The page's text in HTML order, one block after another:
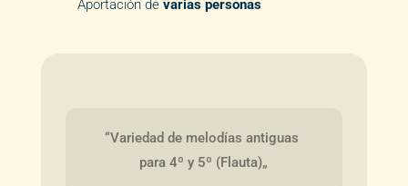
Aportación de varias personas
“Variedad de melodías antiguas
para 4º y 5º (Flauta)„